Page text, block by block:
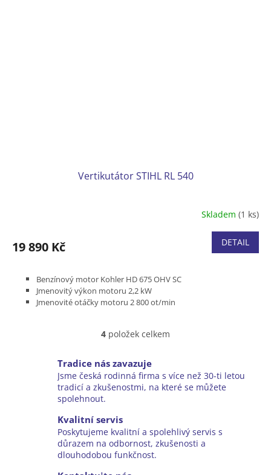
Vertikutátor STIHL RL 540
Skladem (1 ks)
19 890 Kč DETAIL
Benzínový motor Kohler HD 675 OHV SC
Jmenovitý výkon motoru 2,2 kW
Jmenovité otáčky motoru 2 800 ot/min
Pracovní hřídel se 7 oboustrannými noži
O
l
á
d
p
r
v
4 položek celkem
Tradice nás zavazuje
Jsme česká rodinná firma s více než 30-ti letou
tradicí a zkušenostmi, na které se můžete
spolehnout.
Kvalitní servis
Poskytujeme kvalitní a spolehlivý servis s
důrazem na odbornost, zkušenosti a
dlouhodobou funkčnost.